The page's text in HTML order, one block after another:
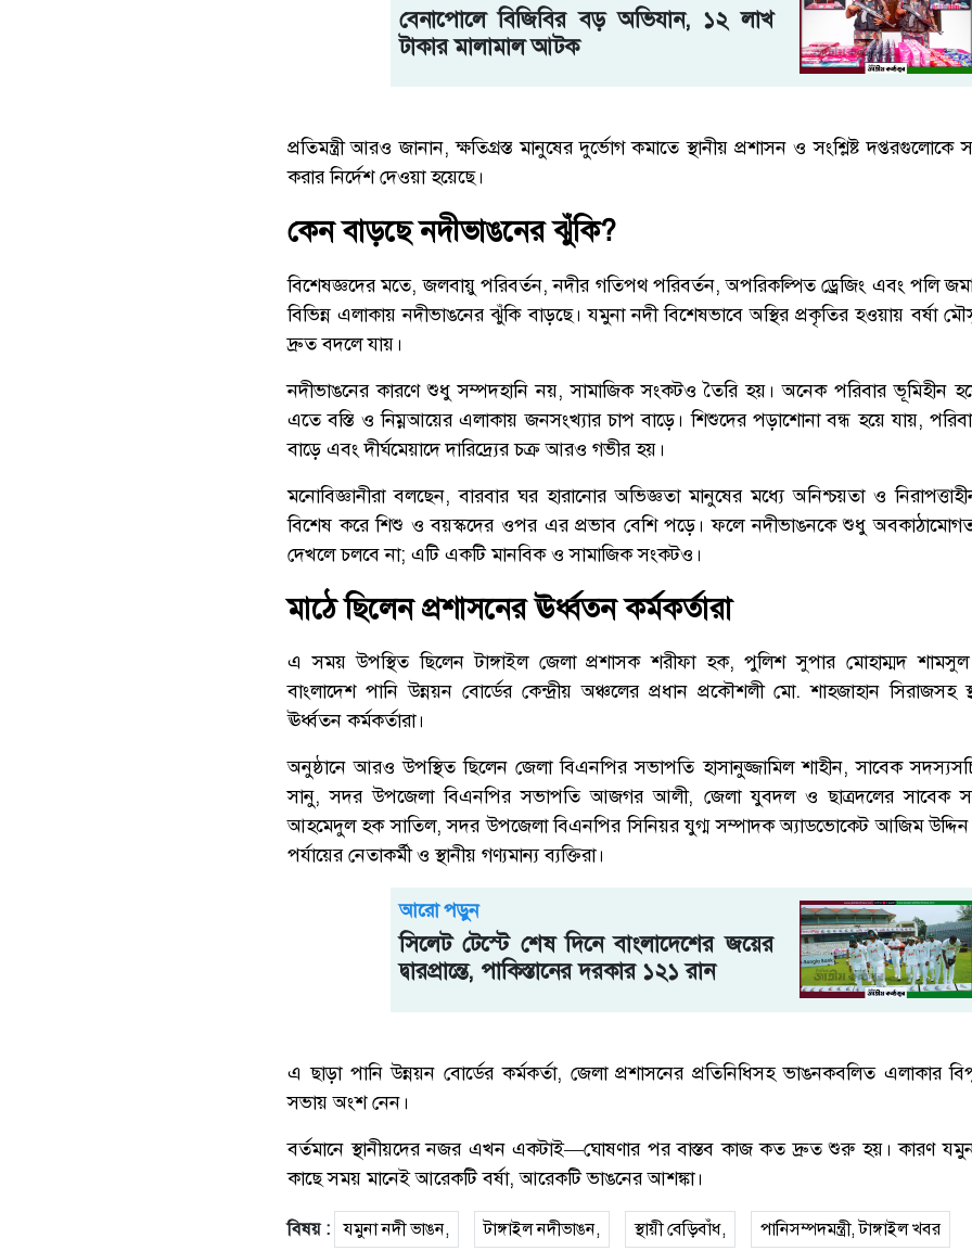
বেনাপোলে বিজিবির বড় অভিযান, ১২ লাখ
টাকার মালামাল আটক
প্রতিমন্ত্রী আরও জানান, ক্ষতিগ্রস্ত মানুষের দুর্ভোগ কমাতে স্থানীয় প্রশাসন ও সংশ্লিষ্ট দপ্তরগুলোকে
করার নির্দেশ দেওয়া হয়েছে।
কেন বাড়ছে নদীভাঙনের ঝুঁকি?
বিশেষজ্ঞদের মতে, জলবায়ু পরিবর্তন, নদীর গতিপথ পরিবর্তন, অপরিকল্পিত ড্রেজিং এবং পলি
বিভিন্ন এলাকায় নদীভাঙনের ঝুঁকি বাড়ছে। যমুনা নদী বিশেষভাবে অস্থির প্রকৃতির হওয়ায় বর্ষা
দ্রুত বদলে যায়।
নদীভাঙনের কারণে শুধু সম্পদহানি নয়, সামাজিক সংকটও তৈরি হয়। অনেক পরিবার ভূমিহীন
এতে বস্তি ও নিম্নআয়ের এলাকায় জনসংখ্যার চাপ বাড়ে। শিশুদের পড়াশোনা বন্ধ হয়ে যায়,
বাড়ে এবং দীর্ঘমেয়াদে দারিদ্র্যের চক্র আরও গভীর হয়।
মনোবিজ্ঞানীরা বলছেন, বারবার ঘর হারানোর অভিজ্ঞতা মানুষের মধ্যে অনিশ্চয়তা ও
বিশেষ করে শিশু ও বয়স্কদের ওপর এর প্রভাব বেশি পড়ে। ফলে নদীভাঙনকে শুধু অবকাঠামোগত
দেখলে চলবে না; এটি একটি মানবিক ও সামাজিক সংকটও।
মাঠে ছিলেন প্রশাসনের ঊর্ধ্বতন কর্মকর্তারা
এ সময় উপস্থিত ছিলেন টাঙ্গাইল জেলা প্রশাসক শরীফা হক, পুলিশ সুপার মোহাম্মদ
বাংলাদেশ পানি উন্নয়ন বোর্ডের কেন্দ্রীয় অঞ্চলের প্রধান প্রকৌশলী মো. শাহজাহান সিরাজসহ
ঊর্ধ্বতন কর্মকর্তারা।
অনুষ্ঠানে আরও উপস্থিত ছিলেন জেলা বিএনপির সভাপতি হাসানুজ্জামিল শাহীন, সাবেক
সানু, সদর উপজেলা বিএনপির সভাপতি আজগর আলী, জেলা যুবদল ও ছাত্রদলের সাবেক
আহমেদুল হক সাতিল, সদর উপজেলা বিএনপির সিনিয়র যুগ্ম সম্পাদক অ্যাডভোকেট আজিম উদ্দিন
পর্যায়ের নেতাকর্মী ও স্থানীয় গণ্যমান্য ব্যক্তিরা।
আরো পড়ুন
সিলেট টেস্টে শেষ দিনে বাংলাদেশের জয়ের
দ্বারপ্রান্তে, পাকিস্তানের দরকার ১২১ রান
এ ছাড়া পানি উন্নয়ন বোর্ডের কর্মকর্তা, জেলা প্রশাসনের প্রতিনিধিসহ ভাঙনকবলিত এলাকার
সভায় অংশ নেন।
বর্তমানে স্থানীয়দের নজর এখন একটাই—ঘোষণার পর বাস্তব কাজ কত দ্রুত শুরু হয়। কারণ
কাছে সময় মানেই আরেকটি বর্ষা, আরেকটি ভাঙনের আশঙ্কা।
বিষয় : যমুনা নদী ভাঙন, টাঙ্গাইল নদীভাঙন, স্থায়ী বেড়িবাঁধ, পানিসম্পদমন্ত্রী, টাঙ্গাইল খবর